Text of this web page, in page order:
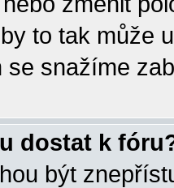
to tak může
snažíme
dostat k
být